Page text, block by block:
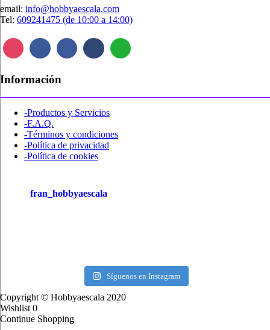
producto
email: info@hobbyaescala.com
Tel: 609241475 (de 10:00 a 14:00)
Información
-Productos y Servicios
-F.A.Q.
-Términos y condiciones
-Política de privacidad
-Política de cookies
fran_hobbyaescala
Síguenos en Instagram
Copyright © Hobbyaescala 2020
Wishlist 0
Continue Shopping